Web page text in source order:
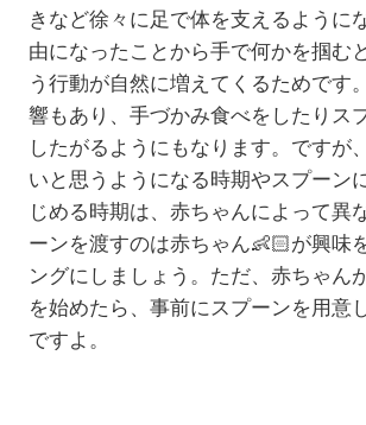
きなど徐々に足で体を支えるように
由になったことから手で何かを掴む
う行動が自然に増えてくるためです
響もあり、手づかみ食べをしたりス
したがるようにもなります。ですが
いと思うようになる時期やスプーン
じめる時期は、赤ちゃんによって異
ーンを渡すのは赤ちゃん👶🏻が興味
ングにしましょう。ただ、赤ちゃん
を始めたら、事前にスプーンを用意
ですよ。